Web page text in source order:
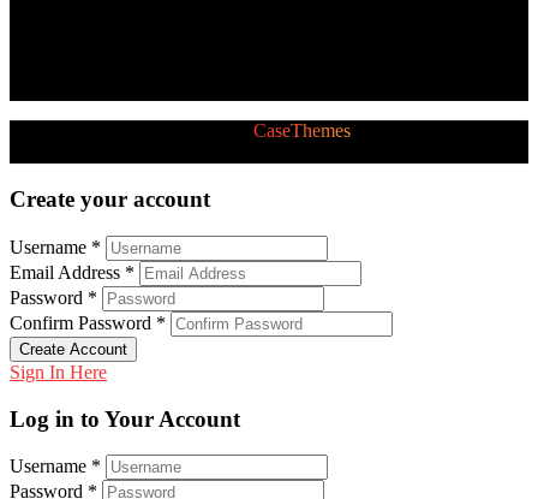
CaseThemes
Create your account
Username *
Email Address *
Password *
Confirm Password *
Create Account
Sign In Here
Log in to Your Account
Username *
Password *